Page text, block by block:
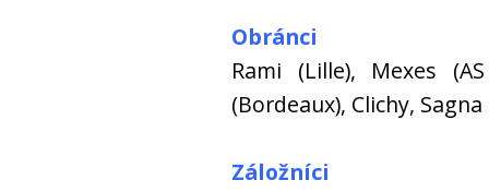
Obránci
Rami (Lille), Mexes
(Bordeaux), Clichy,
Záložníci